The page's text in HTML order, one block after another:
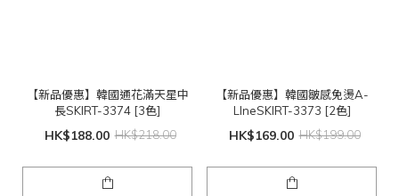
【新品優惠】韓國通花滿天星中
長SKIRT-3374 [3色]
HK$188.00 HK$218.00
【新品優惠】韓國皺感免燙A-
LIneSKIRT-3373 [2色]
HK$169.00 HK$199.00